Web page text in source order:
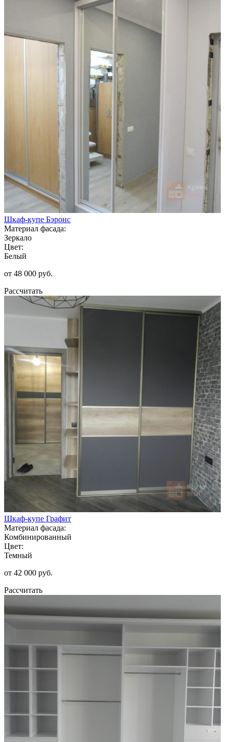
Шкаф-купе Бэронс
Материал фасада:
Зеркало
Цвет:
Белый
от 48 000 руб.
Рассчитать
Шкаф-купе Графит
Материал фасада:
Комбинированный
Цвет:
Темный
от 42 000 руб.
Рассчитать